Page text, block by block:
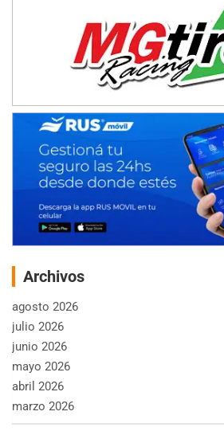
Archivos
agosto 2026
julio 2026
junio 2026
mayo 2026
abril 2026
marzo 2026